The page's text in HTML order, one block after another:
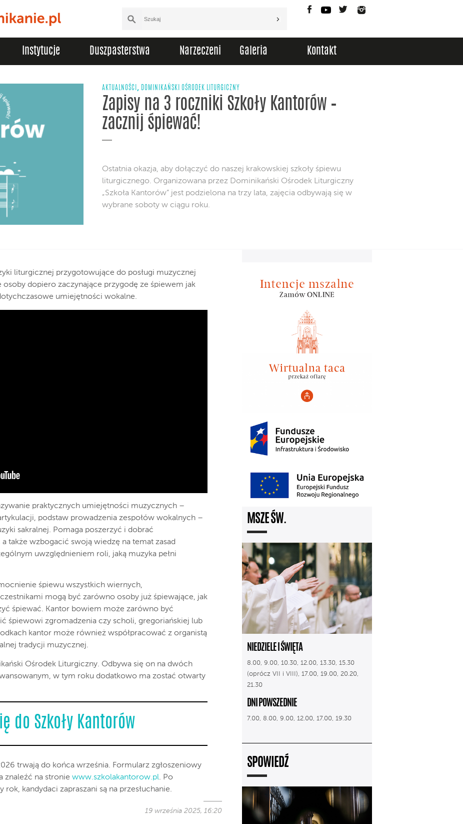
FacebookYouTubeTwitter
Instytucje Duszpasterstwa Narzeczeni Galeria Kontakt
AKTUALNOŚCI , DOMINIKAŃSKI OŚRODEK LITURGICZNY
Zapisy na 3 roczniki Szkoły Kantorów –
zacznij śpiewać!
Ostatnia okazja, aby dołączyć do naszej krakowskiej szkoły śpiewu
liturgicznego. Organizowana przez Dominikański Ośrodek Liturgiczny
„Szkoła Kantorów” jest podzielona na trzy lata, zajęcia odbywają się w
wybrane soboty w ciągu roku.
liturgicznej przygotowujące do posługi muzycznej
osoby dopiero zaczynające przygodę ze śpiewem jak
umiejętności wokalne.
praktycznych umiejętności muzycznych –
podstaw prowadzenia zespołów wokalnych –
sakralnej. Pomaga poszerzyć i dobrać
także wzbogacić swoją wiedzę na temat zasad
uwzględnieniem roli, jaką muzyka pełni
śpiewu wszystkich wiernych,
mogą być zarówno osoby już śpiewające, jak
śpiewać. Kantor bowiem może zarówno być
śpiewowi zgromadzenia czy scholi, gregoriańskiej lub
kantor może również współpracować z organistą
tradycji muzycznej.
Ośrodek Liturgiczny. Odbywa się on na dwóch
w tym roku dodatkowo ma zostać otwarty
do Szkoły Kantorów
trwają do końca września. Formularz zgłoszeniowy
znaleźć na stronie www.szkolakantorow.pl. Po
rok, kandydaci zapraszani są na przesłuchanie.
19 września 2025, 16:20
MSZE ŚW.
NIEDZIELE I ŚWIĘTA
8.00, 9.00, 10.30, 12.00, 13.30, 15.30
(oprócz VII i VIII), 17.00, 19.00, 20.20,
21.30
DNI POWSZEDNIE
7.00, 8.00, 9.00, 12.00, 17.00, 19.30
SPOWIEDŹ